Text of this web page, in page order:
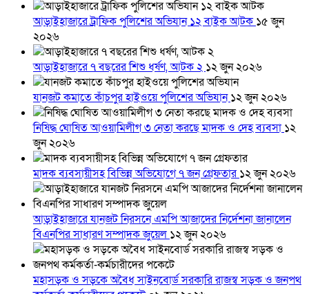
আড়াইহাজারে ট্রাফিক পুলিশের অভিযান ১২ বাইক আটক ১৫ জুন
২০২৬
আড়াইহাজারে ৭ বছরের শিশু ধর্ষণ, আটক ২ ১২ জুন ২০২৬
যানজট কমাতে কাঁচপুর হাইওয়ে পুলিশের অভিযান১২ জুন ২০২৬
নিষিদ্ধ ঘোষিত আওয়ামিলীগ ৩ নেতা করছে মাদক ও দেহ ব্যবসা ১২
জুন ২০২৬
মাদক ব্যবসায়ীসহ বিভিন্ন অভিযোগে ৭ জন গ্রেফতার১২ জুন ২০২৬
আড়াইহাজারে যানজট নিরসনে এমপি আজাদের নির্দেশনা জানালেন
বিএনপির সাধারণ সম্পাদক জুয়েল ১২ জুন ২০২৬
মহাসড়ক ও সড়কে অবৈধ সাইনবোর্ড সরকারি রাজস্ব সড়ক ও জনপথ